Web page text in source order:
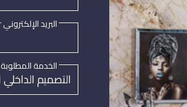
البريد الإلكتروني
الخدمة المطلوبة